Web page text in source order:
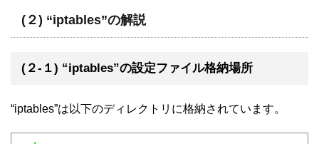
(２) “iptables”の解説
(２-１) “iptables”の設定ファイル格納場所
“iptables”は以下のディレクトリに格納されています。